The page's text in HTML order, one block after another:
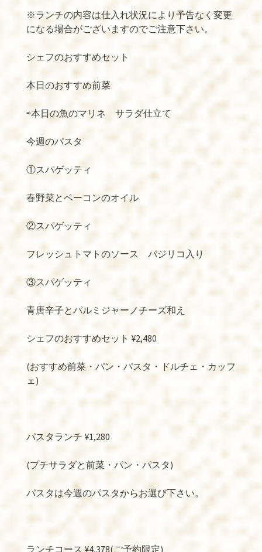
※ランチの内容は仕入れ状況により予告なく変更
になる場合がございますのでご注意下さい。
シェフのおすすめセット
本日のおすすめ前菜
⇨本日の魚のマリネ サラダ仕立て
今週のパスタ
①スパゲッティ
春野菜とベーコンのオイル
②スパゲッティ
フレッシュトマトのソース バジリコ入り
③スパゲッティ
青唐辛子とパルミジャーノチーズ和え
シェフのおすすめセット ¥2,480
(おすすめ前菜・パン・パスタ・ドルチェ・カッフ
ェ)
パスタランチ ¥1,280
(プチサラダと前菜・パン・パスタ)
パスタは今週のパスタからお選び下さい。
ランチコース ¥4,378(ご予約限定)